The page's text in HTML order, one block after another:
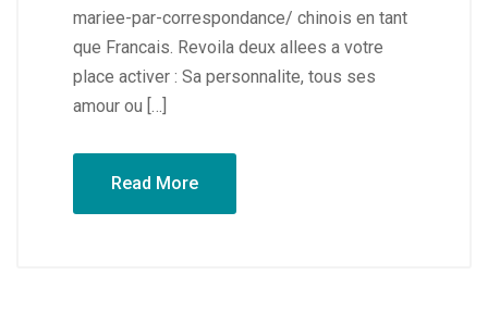
mariee-par-correspondance/ chinois en tant
que Francais. Revoila deux allees a votre
place activer : Sa personnalite, tous ses
amour ou […]
Read More